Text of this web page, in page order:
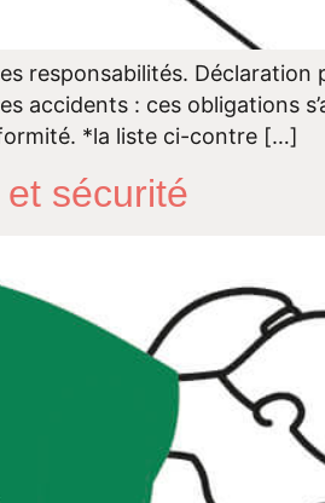
responsabilités. Déclaration
accidents : ces obligations
*la liste ci-contre […]
sécurité